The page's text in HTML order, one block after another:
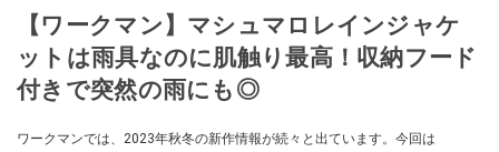
【ワークマン】マシュマロレインジャケ
ットは雨具なのに肌触り最高！収納フード
付きで突然の雨にも◎
ワークマンでは、2023年秋冬の新作情報が続々と出ています。今回は